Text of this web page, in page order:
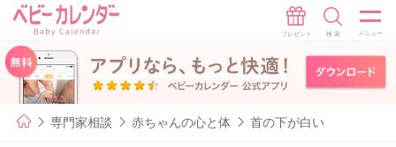
専門家相談 赤ちゃんの心と体 首の下が白い